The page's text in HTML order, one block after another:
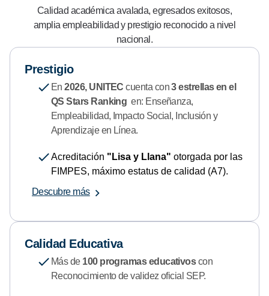
Calidad académica avalada, egresados exitosos,
amplia empleabilidad y prestigio reconocido a nivel
nacional.
Prestigio
En2026, UNITEC cuenta con3 estrellas en el
QS Stars Ranking en: Enseñanza,
Empleabilidad, Impacto Social, Inclusión y
Aprendizaje en Línea.
Acreditación "Lisa y Llana" otorgada por las
FIMPES, máximo estatus de calidad (A7).
Descubre más
Calidad Educativa
Más de 100 programas educativoscon
Reconocimiento de validez oficial SEP.